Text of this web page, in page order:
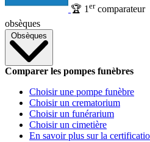
🏆 1 ercomparateur
obsèques
Obsèques
Comparer les pompes funèbres
Choisir une pompe funèbre
Choisir un crematorium
Choisir un funérarium
Choisir un cimetière
En savoir plus sur la